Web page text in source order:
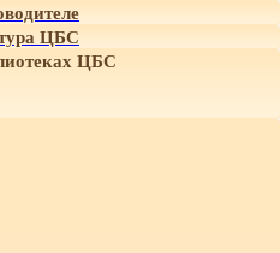
ЦБС
ЦБС